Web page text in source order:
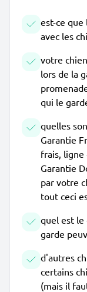
est-ce que
avec les
votre
lors de la
qui le
quelles
Garantie
frais, ligne
Garantie
par votre
tout ceci
quel est le
garde
d'autres
certains
(mais il